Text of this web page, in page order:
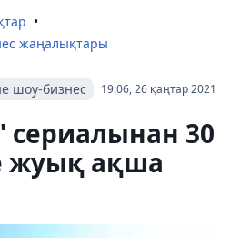
жаңалықтары
19:06, 26 қаңтар 2021
шоу-бизнес
30
жуық ақша